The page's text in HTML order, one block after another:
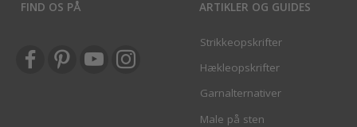
FIND OS PÅ ARTIKLER OG GUIDES
Strikkeopskrifter
Hækleopskrifter
Garnalternativer
Male på sten